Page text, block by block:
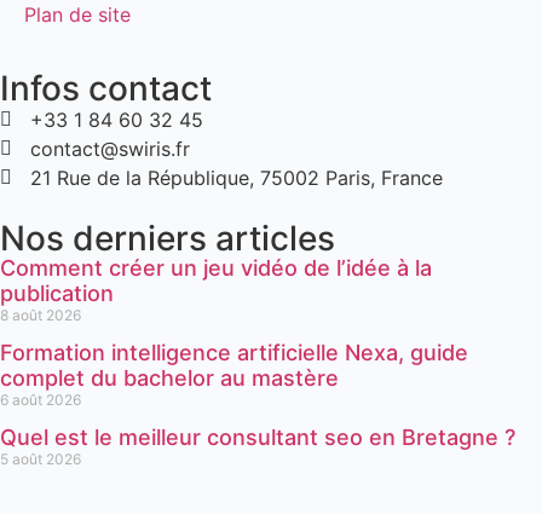
Plan de site
Infos contact
+33 1 84 60 32 45
contact@swiris.fr
21 Rue de la République, 75002 Paris, France
Nos derniers articles
Comment créer un jeu vidéo de l’idée à la
publication
8 août 2026
Formation intelligence artificielle Nexa, guide
complet du bachelor au mastère
6 août 2026
Quel est le meilleur consultant seo en Bretagne ?
5 août 2026